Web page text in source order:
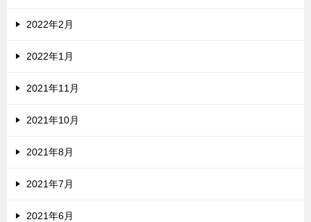
2022年2月
2022年1月
2021年11月
2021年10月
2021年8月
2021年7月
2021年6月